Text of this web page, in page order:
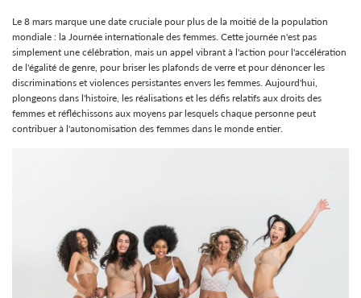
Le 8 mars marque une date cruciale pour plus de la moitié de la population
mondiale : la Journée internationale des femmes. Cette journée n'est pas
simplement une célébration, mais un appel vibrant à l'action pour l'accélération
de l'égalité de genre, pour briser les plafonds de verre et pour dénoncer les
discriminations et violences persistantes envers les femmes. Aujourd'hui,
plongeons dans l'histoire, les réalisations et les défis relatifs aux droits des
femmes et réfléchissons aux moyens par lesquels chaque personne peut
contribuer à l'autonomisation des femmes dans le monde entier.